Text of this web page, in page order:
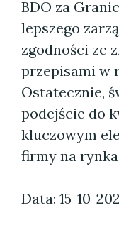
BDO za
lepszego
zgodności ze
przepisami w
Ostatecznie,
podejście do
kluczowym
firmy na
Data: 15-10-